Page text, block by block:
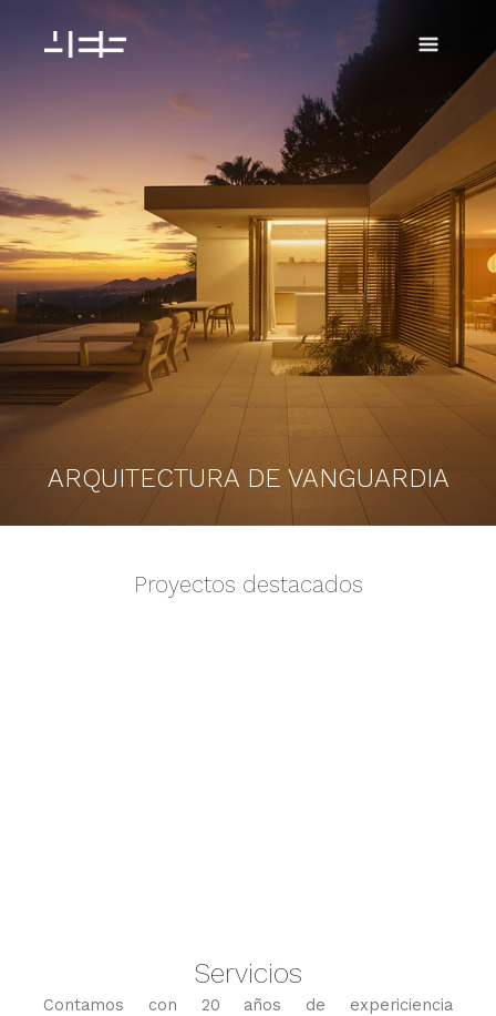
ARQUITECTURA DE VANGUARDIA
Proyectos destacados
Servicios
Contamos con 20 años de expericiencia